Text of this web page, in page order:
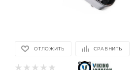
ОТЛОЖИТЬ СРАВНИТЬ